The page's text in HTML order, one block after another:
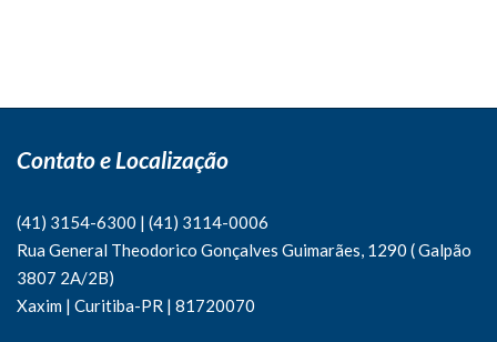
Contato e Localização
(41) 3154-6300 | (41) 3114-0006
Rua General Theodorico Gonçalves Guimarães, 1290 ( Galpão
3807 2A/2B)
Xaxim | Curitiba-PR | 81720070